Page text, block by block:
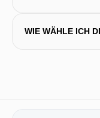
WIE WÄHLE ICH